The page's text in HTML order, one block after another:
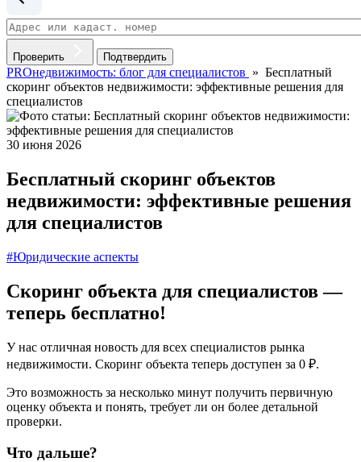
Проверить Подтвердить
PROнедвижимость: блог для специалистов » Бесплатный
скоринг объектов недвижимости: эффективные решения для
специалистов
30 июня 2026
Бесплатный скоринг объектов
недвижимости: эффективные решения
для специалистов
#Юридические аспекты
Скоринг объекта для специалистов —
теперь бесплатно!
У нас отличная новость для всех специалистов рынка
недвижимости. Скоринг объекта теперь доступен за 0 ₽.
Это возможность за несколько минут получить первичную
оценку объекта и понять, требует ли он более детальной
проверки.
Что дальше?